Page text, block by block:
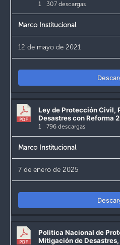
1 307 descargas
Marco Institucional
12 de mayo de 2021
Ley de Protección Civil,
Desastres con Reforma
1 796 descargas
Marco Institucional
7 de enero de 2025
Politica Nacional de
Mitigación de